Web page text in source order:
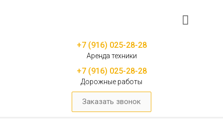
+7 (916) 025-28-28
Аренда техники
+7 (916) 025-28-28
Дорожные работы
Заказать звонок